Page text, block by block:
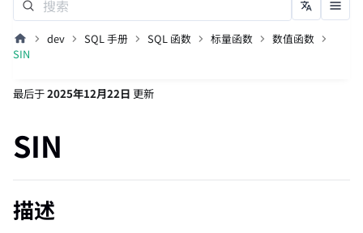
dev SQL 手册 SQL 函数 标量函数
数值函数
SIN
最后于2025年12月22日 更新
SIN
描述